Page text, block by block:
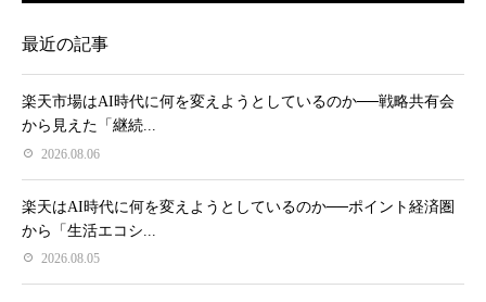
最近の記事
楽天市場はAI時代に何を変えようとしているのか──戦略共有会
から見えた「継続...
2026.08.06
楽天はAI時代に何を変えようとしているのか──ポイント経済圏
から「生活エコシ...
2026.08.05